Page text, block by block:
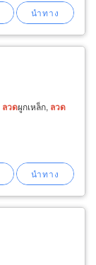
ลวดผูกเหล็ก, ลวด